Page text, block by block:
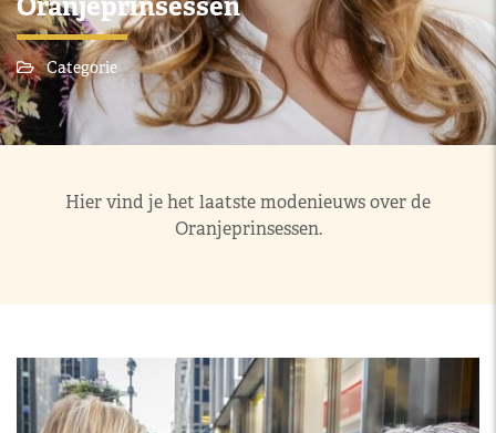
Categorie
Hier vind je het laatste modenieuws over de
Oranjeprinsessen.